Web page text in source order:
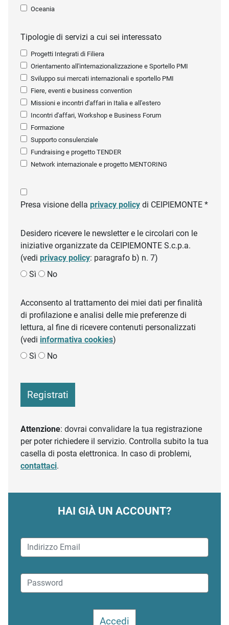
Oceania
Tipologie di servizi a cui sei interessato
Progetti Integrati di Filiera
Orientamento all'internazionalizzazione e Sportello PMI
Sviluppo sui mercati internazionali e sportello PMI
Fiere, eventi e business convention
Missioni e incontri d'affari in Italia e all'estero
Incontri d'affari, Workshop e Business Forum
Formazione
Supporto consulenziale
Fundraising e progetto TENDER
Network internazionale e progetto MENTORING
Presa visione della privacy policy di CEIPIEMONTE *
Desidero ricevere le newsletter e le circolari con le
iniziative organizzate da CEIPIEMONTE S.c.p.a.
(vedi privacy policy: paragrafo b) n. 7)
Sì
No
Acconsento al trattamento dei miei dati per finalità
di profilazione e analisi delle mie preferenze di
lettura, al fine di ricevere contenuti personalizzati
(vedi informativa cookies)
Sì
No
Registrati
Attenzione: dovrai convalidare la tua registrazione
per poter richiedere il servizio. Controlla subito la tua
casella di posta elettronica. In caso di problemi,
contattaci.
HAI GIÀ UN ACCOUNT?